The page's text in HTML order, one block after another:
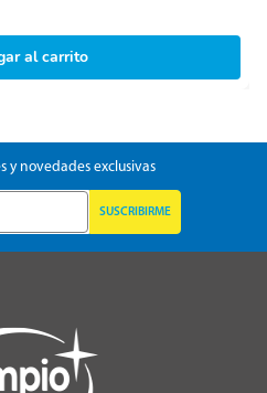
al carrito
y novedades exclusivas
SUSCRIBIRME